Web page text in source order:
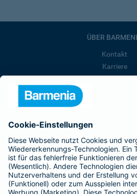
ÜBER
Kontakt
Karriere
Barmenia ist Teil der
BELIEBTE
Kranken-